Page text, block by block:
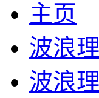
主页
波浪
波浪